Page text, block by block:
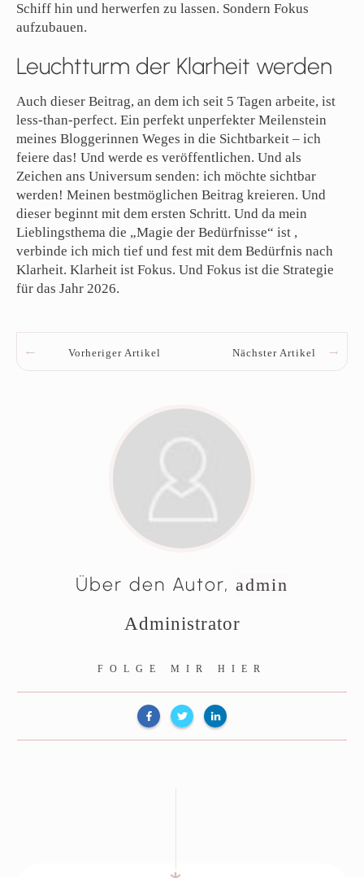
Schiff hin und herwerfen zu lassen. Sondern Fokus
aufzubauen.
Leuchtturm der Klarheit werden
Auch dieser Beitrag, an dem ich seit 5 Tagen arbeite, ist
less-than-perfect. Ein perfekt unperfekter Meilenstein
meines Bloggerinnen Weges in die Sichtbarkeit – ich
feiere das! Und werde es veröffentlichen. Und als
Zeichen ans Universum senden: ich möchte sichtbar
werden! Meinen bestmöglichen Beitrag kreieren. Und
dieser beginnt mit dem ersten Schritt. Und da mein
Lieblingsthema die „Magie der Bedürfnisse“ ist ,
verbinde ich mich tief und fest mit dem Bedürfnis nach
Klarheit. Klarheit ist Fokus. Und Fokus ist die Strategie
für das Jahr 2026.
Vorheriger Artikel Nächster Artikel
Über den Autor, admin
Administrator
FOLGE MIR HIER